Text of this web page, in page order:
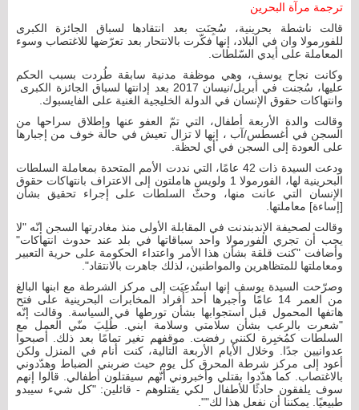
ترجمة مرآة البحرين
قالت ناشطة بحرينية، سُجِنَت بعد انتقادها لسباق الجائزة الكبرى
للفورمولا وان في البلاد، إنها فكّرت بالانتحار بعد تعرّضها للاغتصاب وسوء
المعاملة على أيدي السّلطات.
وكانت نجاح يوسف، وهي موظفة مدنية سابقة طُردت بسبب الحكم
عليها، سُجنت في أبريل/نيسان 2017 بعد إدانتها لسباق الجائزة الكبرى
وانتهاكات حقوق الإنسان في الدولة الخليجية الغنية على الفايسبوك.
وقالت والدة الأربعة أطفال، التي تمّ العفو عنها وإطلاق سراحها من
السجن في أغسطس/آب ، إنها لا تزال تعيش في حالة خوف من إجبارها
على العودة إلى السجن في أي لحظة.
ودعت السيدة ذات 42 عامًا، التي نددت الأمم المتحدة بمعاملة السلطات
البحرينية لها، الفورمولا 1 ولويس هاملتون إلى الاعتراف بانتهاكات حقوق
الإنسان التي عانت منها، وحثّ السلطات على إجراء تحقيق بشأن
[إساءة] معاملتها.
وقالت لصحيفة الإندبندنت في المقابلة الأولى منذ مغادرتها السجن إنّه "لا
يجب أن تجري الفورمولا واحد سباقاتها في بلد عند حدوث انتهاكات"
وأضافت "كنت قلقة بشأن هذا الأمر واعتداء الحكومة على حرية التعبير
ومعاملتها للمتظاهرين والمواطنين، لذلك جاهرت بالانتقاد".
وصرّحت السيدة يوسف إنها استُدعِيَت إلى مركز الشرطة مع ابنها البالغ
من العمر 14 عامًا وأجبرها أحد أفراد المخابرات البحرينية على فتح
هاتفها المحمول قبل استجوابها بشأن تورطها في السياسة. وقالت إنّه
"شعرت بالرعب بشأن سلامتي وسلامة ابني. طُلِبَ منّي العمل مع
السلطات كمُخبِرة لكنني رفضت. موقفهم تغير تمامًا بعد ذلك. أصبحوا
عدوانيين جدًا. وخلال الأيام الأربعة التالية، كنت أنام في المنزل ولكن
أعود إلى مركز شرطة المحرق كل يوم حيث ضربني الضباط وهدّدوني
بالاغتصاب. كما هدّدوا بقتلي وأخبروني أنّهم سيقتلون أطفالي. قالوا إنهم
سوف يلفقون حادثًا للأطفال لكي يقتلوهم - قائلين: "كل شيء سيبدو
طبيعيًا. يمكننا أن نفعل هذا لك"".